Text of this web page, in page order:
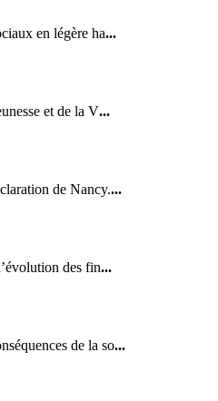
en légère ha...
et de la V...
de Nancy....
des fin...
de la so...